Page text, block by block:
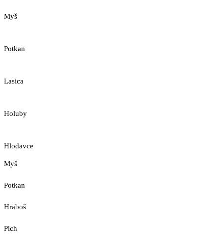
Myš
Potkan
Lasica
Holuby
Hlodavce
Myš
Potkan
Hraboš
Plch